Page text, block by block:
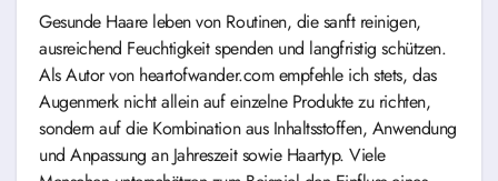
Gesunde Haare leben von Routinen, die sanft reinigen,
ausreichend Feuchtigkeit spenden und langfristig schützen.
Als Autor von heartofwander.com empfehle ich stets, das
Augenmerk nicht allein auf einzelne Produkte zu richten,
sondern auf die Kombination aus Inhaltsstoffen, Anwendung
und Anpassung an Jahreszeit sowie Haartyp. Viele